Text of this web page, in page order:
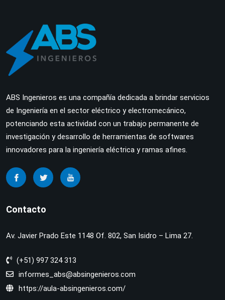
ABS Ingenieros es una compañía dedicada a brindar servicios
de Ingeniería en el sector eléctrico y electromecánico,
potenciando esta actividad con un trabajo permanente de
investigación y desarrollo de herramientas de softwares
innovadores para la ingeniería eléctrica y ramas afines.
Contacto
Av. Javier Prado Este 1148 Of. 802, San Isidro – Lima 27.
(+51) 997 324 313
informes_abs@absingenieros.com
https://aula-absingenieros.com/